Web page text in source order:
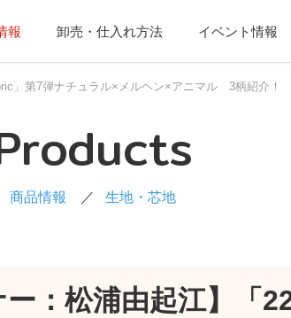
報 卸売・仕入れ方法 イベント情報
」第7弾ナチュラル×メルヘン×アニマル 3柄紹介！
商品情報 生地・芯地
：松浦由起江】「